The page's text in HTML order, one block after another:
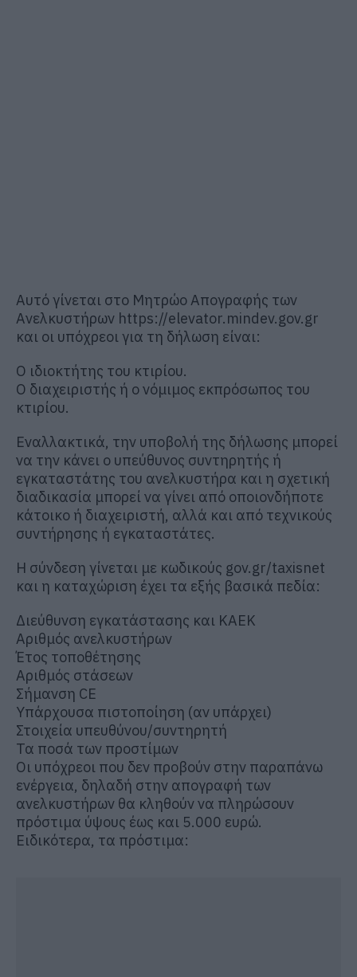
Αυτό γίνεται στο Μητρώο Απογραφής των
Ανελκυστήρων https://elevator.mindev.gov.gr
και οι υπόχρεοι για τη δήλωση είναι:
Ο ιδιοκτήτης του κτιρίου.
Ο διαχειριστής ή ο νόμιμος εκπρόσωπος του
κτιρίου.
Εναλλακτικά, την υποβολή της δήλωσης μπορεί
να την κάνει ο υπεύθυνος συντηρητής ή
εγκαταστάτης του ανελκυστήρα και η σχετική
διαδικασία μπορεί να γίνει από οποιονδήποτε
κάτοικο ή διαχειριστή, αλλά και από τεχνικούς
συντήρησης ή εγκαταστάτες.
Η σύνδεση γίνεται με κωδικούς gov.gr/taxisnet
και η καταχώριση έχει τα εξής βασικά πεδία:
Διεύθυνση εγκατάστασης και ΚΑΕΚ
Αριθμός ανελκυστήρων
Έτος τοποθέτησης
Αριθμός στάσεων
Σήμανση CE
Υπάρχουσα πιστοποίηση (αν υπάρχει)
Στοιχεία υπευθύνου/συντηρητή
Τα ποσά των προστίμων
Οι υπόχρεοι που δεν προβούν στην παραπάνω
ενέργεια, δηλαδή στην απογραφή των
ανελκυστήρων θα κληθούν να πληρώσουν
πρόστιμα ύψους έως και 5.000 ευρώ.
Ειδικότερα, τα πρόστιμα: